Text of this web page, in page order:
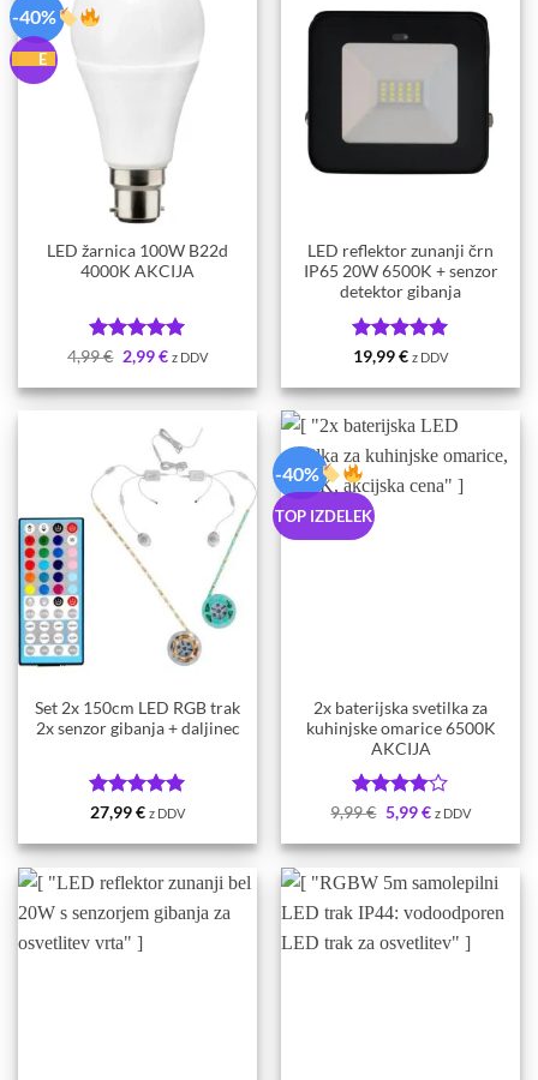
-40%
E
LED žarnica 100W B22d
4000K AKCIJA
Ocenjeno5
4,99€ Izvirna
cena
je
bila:
2,99€Trenutna
je:
2,99 €.
z DDV
LED reflektor zunanji črn
IP65 20W 6500K + senzor
detektor gibanja
Ocenjeno5
19,99€ z DDV
Set 2x 150cm LED RGB trak
2x senzor gibanja + daljinec
Ocenjeno5
27,99€ z DDV
-40%
TOP IZDELEK
2x baterijska svetilka za
kuhinjske omarice 6500K
AKCIJA
Ocenjeno
9,99€ Izvirna
cena
je
bila:
9,99 €.
5,99€Trenutna
je:
5,99 €.
z DDV